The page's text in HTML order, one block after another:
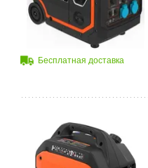
Бесплатная доставка